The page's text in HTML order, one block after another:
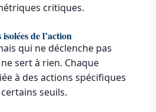
critiques.
de l’action
qui ne déclenche pas
sert à rien. Chaque
à des actions spécifiques
seuils.